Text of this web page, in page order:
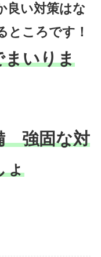
良い対策はな
ところです！
まいりま
強固な対
ょ